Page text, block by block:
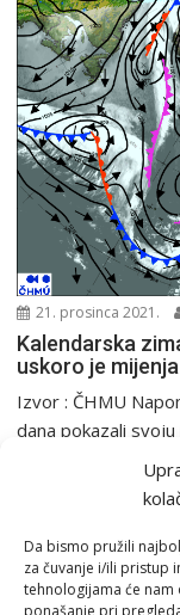
Da bismo pružili
za čuvanje i/ili pristup
tehnologijama će
ponašanje pri
21. prosinca 2021.
Kalendarska
uskoro je
Izvor : ČHMU
dana pokazali